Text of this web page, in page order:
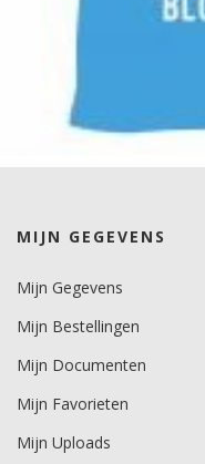
MIJN GEGEVENS
Mijn Gegevens
Mijn Bestellingen
Mijn Documenten
Mijn Favorieten
Mijn Uploads